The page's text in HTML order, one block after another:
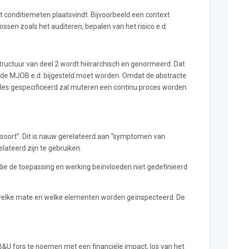
plaatsvindt. Bijvoorbeeld een context
zoals het auditeren, bepalen van het risico e.d.
van deel 2 wordt hiërarchisch en genormeerd. Dat
MJOB e.d. bijgesteld moet worden. Omdat de abstracte
gespecificeerd zal muteren een continu proces worden.
Dit is nauw gerelateerd aan “symptomen van
zijn te gebruiken.
de toepassing en werking beïnvloeden niet gedefinieerd
mate en welke elementen worden geïnspecteerd. De
fors te noemen met een financiële impact, los van het